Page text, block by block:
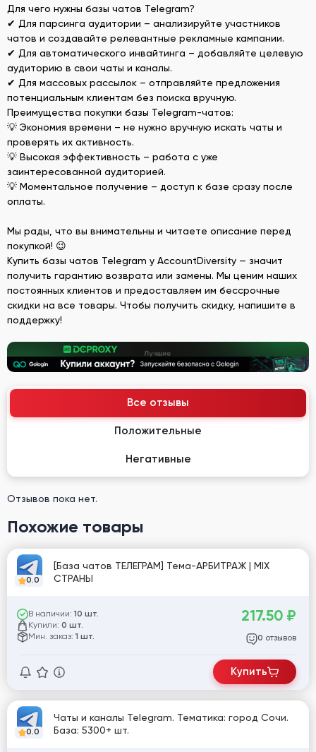
Для чего нужны базы чатов Telegram?
✔ Для парсинга аудитории – анализируйте участников
чатов и создавайте релевантные рекламные кампании.
✔ Для автоматического инвайтинга – добавляйте целевую
аудиторию в свои чаты и каналы.
✔ Для массовых рассылок – отправляйте предложения
потенциальным клиентам без поиска вручную.
Преимущества покупки базы Telegram-чатов:
💡 Экономия времени – не нужно вручную искать чаты и
проверять их активность.
💡 Высокая эффективность – работа с уже
заинтересованной аудиторией.
💡 Моментальное получение – доступ к базе сразу после
оплаты.
Мы рады, что вы внимательны и читаете описание перед
покупкой! 😉
Купить базы чатов Telegram у AccountDiversity — значит
получить гарантию возврата или замены. Мы ценим наших
постоянных клиентов и предоставляем им бессрочные
скидки на все товары. Чтобы получить скидку, напишите в
поддержку!
Все отзывы
Положительные
Негативные
Отзывов пока нет.
Похожие товары
0.0
[База чатов ТЕЛЕГРАМ] Тема-АРБИТРАЖ | MIX
СТРАНЫ
В наличии: 10 шт.
Купили: 0 шт.
Мин. заказ: 1 шт.
217.50 ₽
0 отзывов
Купить
0.0
Чаты и каналы Telegram. Тематика: город Сочи.
База: 5300+ шт.